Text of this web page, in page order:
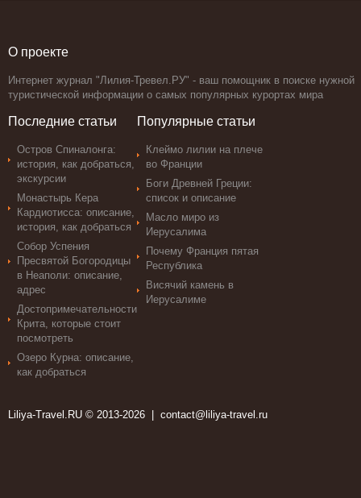
О проекте
Интернет журнал "Лилия-Тревел.РУ" - ваш помощник в поиске нужной
туристической информации о самых популярных курортах мира
Последние статьи
Остров Спиналонга:
история, как добраться,
экскурсии
Монастырь Кера
Кардиотисса: описание,
история, как добраться
Собор Успения
Пресвятой Богородицы
в Неаполи: описание,
адрес
Достопримечательности
Крита, которые стоит
посмотреть
Озеро Курна: описание,
как добраться
Популярные статьи
Клеймо лилии на плече
во Франции
Боги Древней Греции:
список и описание
Масло миро из
Иерусалима
Почему Франция пятая
Республика
Висячий камень в
Иерусалиме
Liliya-Travel.RU © 2013-2026 | contact@liliya-travel.ru